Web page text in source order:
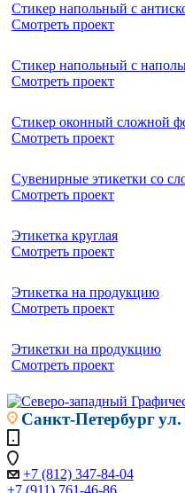
Стикер напольный с
Смотреть проект
Стикер напольный с
Смотреть проект
Стикер оконный сложной
Смотреть проект
Сувенирные этикетки со
Смотреть проект
Этикетка круглая
Смотреть проект
Этикетка на продукцию
Смотреть проект
Этикетки на продукцию
Смотреть проект
Санкт-Петербург
+7 (812) 347-84-04